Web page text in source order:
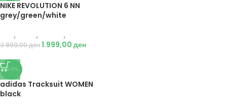
NIKE REVOLUTION 6 NN
grey/green/white
, , ,
3.899,00ден1.999,00 ден
-54%
adidas Tracksuit WOMEN
black